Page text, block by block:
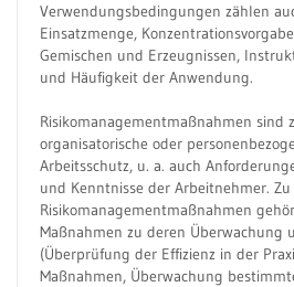
Verwendungsbedingungen zählen
Einsatzmenge,
Gemischen und Erzeugnissen,
und Häufigkeit der Anwendung.
Risikomanagementmaßnahmen sind
organisatorische oder
Arbeitsschutz, u. a. auch
und Kenntnisse der Arbeitnehmer. Zu
Risikomanagementmaßnahmen
Maßnahmen zu deren Überwachung
(Überprüfung der Effizienz in der
Maßnahmen, Überwachung